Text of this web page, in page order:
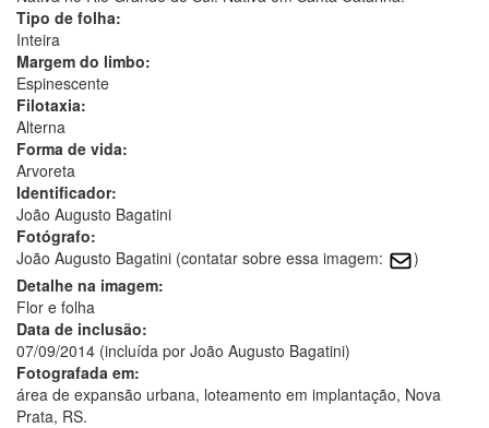
Tipo de folha:
Inteira
Margem do limbo:
Espinescente
Filotaxia:
Alterna
Forma de vida:
Arvoreta
Identificador:
João Augusto Bagatini
Fotógrafo:
João Augusto Bagatini (contatar sobre essa imagem:
)
Detalhe na imagem:
Flor e folha
Data de inclusão:
07/09/2014 (incluída por João Augusto Bagatini)
Fotografada em:
área de expansão urbana, loteamento em implantação, Nova
Prata, RS.